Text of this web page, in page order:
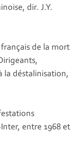
dir. J.Y.
de la mort
la déstalinisation,
entre 1968 et